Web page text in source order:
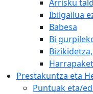
Arrisku
Ibilgailua
Babesa
Bi
Prestakuntza eta
Puntuak eta/